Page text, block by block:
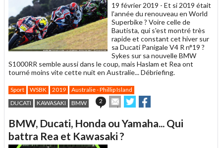
19 février 2019 - Et si 2019 était
l'année du renouveau en World
Superbike ? Voire celle de
Bautista, qui s'est montré très
rapide et constant cet hiver sur
sa Ducati Panigale V4 R n°19 ?
Sykes sur sa nouvelle BMW
S1000RR semble aussi dans le coup, mais Haslam et Rea ont
tourné moins vite cette nuit en Australie... Débriefing.
Sport WSBK 2019
Australie - Phillip Island
DUCATI
KAWASAKI BMW 2
Envoyer
cet
à
un
ami
Partager
sur sur
BMW, Ducati, Honda ou Yamaha... Qui
battra Rea et Kawasaki ?